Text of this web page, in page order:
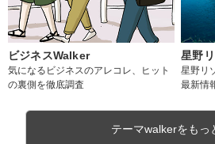
ビジネスWalker
気になるビジネスのアレコレ、ヒット
の裏側を徹底調査
星野
星野リ
最新情
テーマwalkerをもっ